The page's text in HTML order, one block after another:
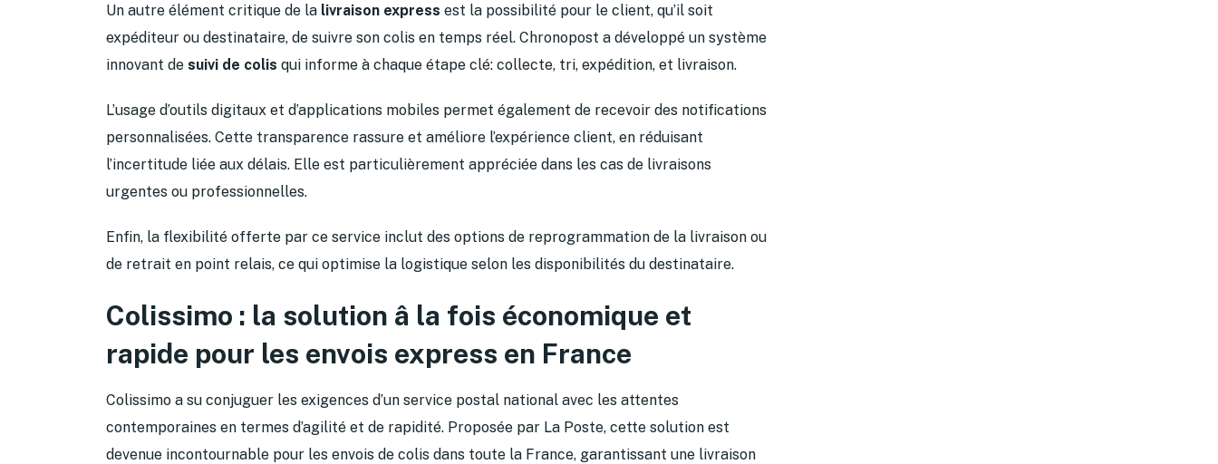
Un autre élément critique de la livraison express est la possibilité pour le client, qu’il soit
expéditeur ou destinataire, de suivre son colis en temps réel. Chronopost a développé un système
innovant de suivi de colis qui informe à chaque étape clé: collecte, tri, expédition, et livraison.
L’usage d’outils digitaux et d’applications mobiles permet également de recevoir des notifications
personnalisées. Cette transparence rassure et améliore l’expérience client, en réduisant
l’incertitude liée aux délais. Elle est particulièrement appréciée dans les cas de livraisons
urgentes ou professionnelles.
Enfin, la flexibilité offerte par ce service inclut des options de reprogrammation de la livraison ou
de retrait en point relais, ce qui optimise la logistique selon les disponibilités du destinataire.
Colissimo : la solution â la fois économique et
rapide pour les envois express en France
Colissimo a su conjuguer les exigences d’un service postal national avec les attentes
contemporaines en termes d’agilité et de rapidité. Proposée par La Poste, cette solution est
devenue incontournable pour les envois de colis dans toute la France, garantissant une livraison